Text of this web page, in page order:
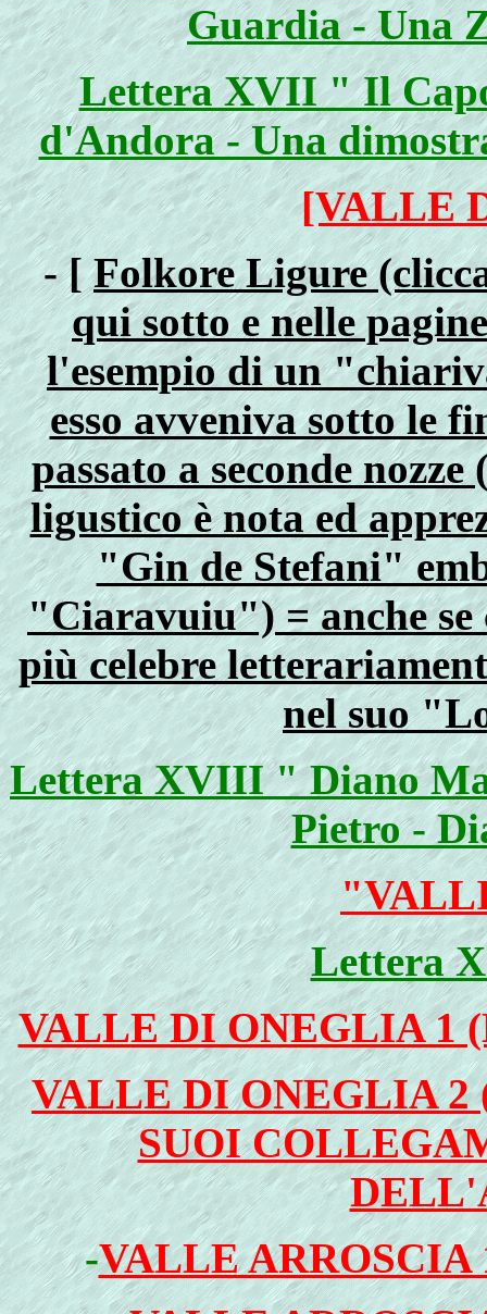
Guardia - Una
Lettera XVII " Il
d'Andora - Una
[VALLE
- [Folkore Ligure
qui sotto e nelle
l'esempio di un
esso avveniva sotto le
passato a seconde
ligustico è nota ed
"Gin de Stefani"
"Ciaravuiu") = anche se
più celebre
nel suo
Lettera XVIII " Diano
Pietro -
Lettera
VALLE DI ONEGLIA 1
VALLE DI ONEGLIA
SUOI
-VALLE ARROSCIA